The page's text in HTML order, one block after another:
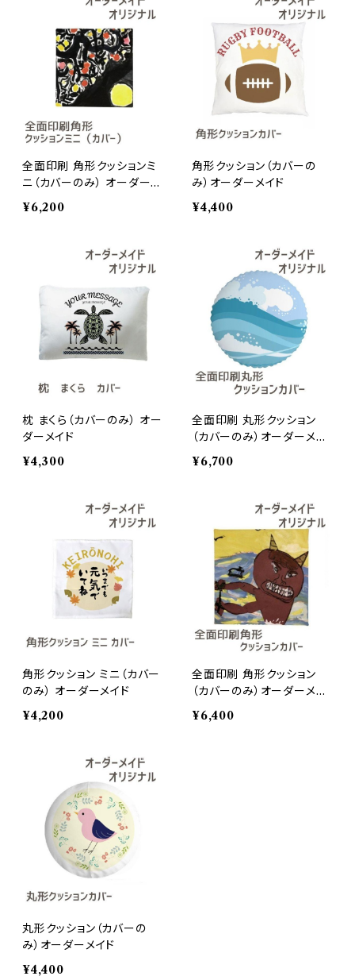
全面印刷 角形クッションミ
ニ（カバーのみ） オーダーメ
イド
¥6,200
角形クッション（カバーの
み）オーダーメイド
¥4,400
枕 まくら（カバーのみ） オー
ダーメイド
¥4,300
全面印刷 丸形クッション
（カバーのみ）オーダーメイ
ド
¥6,700
角形クッション ミニ（カバー
のみ） オーダーメイド
¥4,200
全面印刷 角形クッション
（カバーのみ）オーダーメイ
ド
¥6,400
丸形クッション（カバーの
み）オーダーメイド
¥4,400